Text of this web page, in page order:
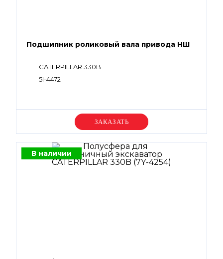
Подшипник роликовый вала привода НШ
CATERPILLAR 330B
5I-4472
Уточняйте цену
В наличии